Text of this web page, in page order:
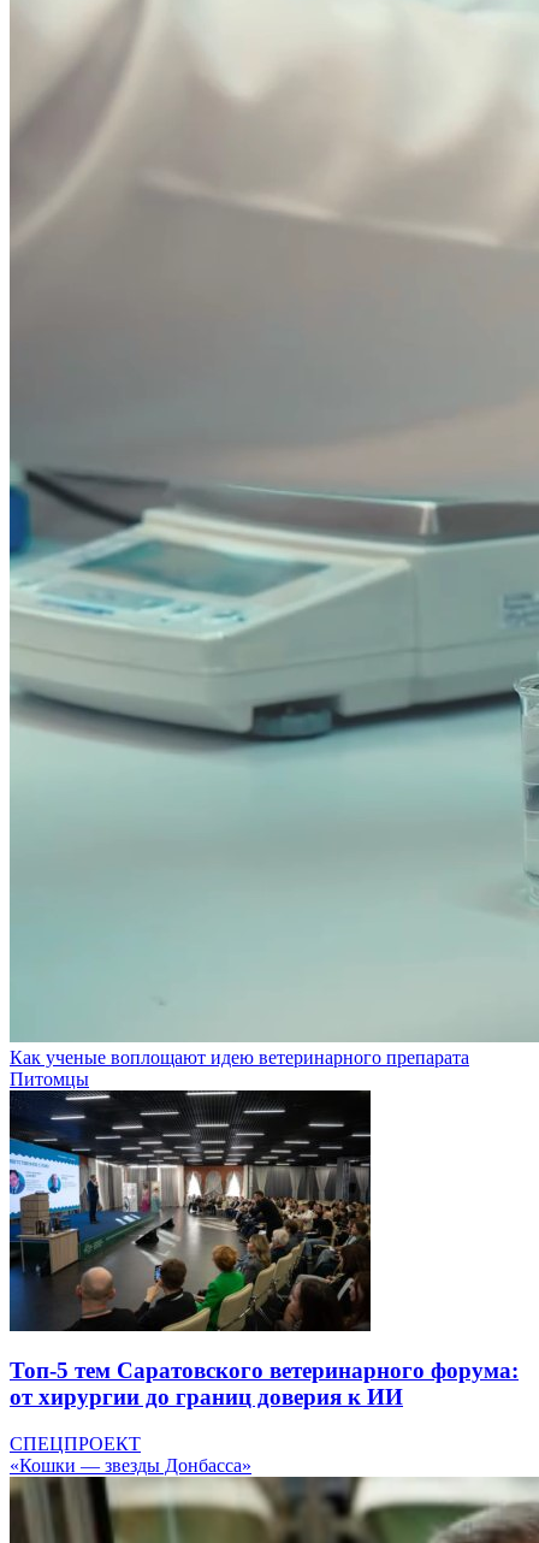
Как ученые воплощают идею ветеринарного препарата
Питомцы
Топ-5 тем Саратовского ветеринарного форума:
от хирургии до границ доверия к ИИ
СПЕЦПРОЕКТ
«Кошки — звезды Донбасса»